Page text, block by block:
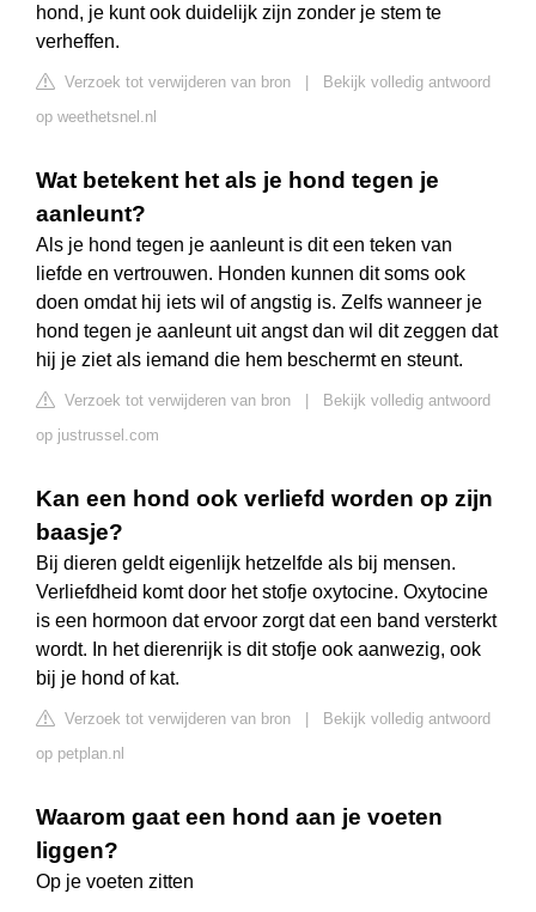
hond, je kunt ook duidelijk zijn zonder je stem te
verheffen.
Verzoek tot verwijderen van bron
Bekijk volledig antwoord
op weethetsnel.nl
Wat betekent het als je hond tegen je
aanleunt?
Als je hond tegen je aanleunt is dit een teken van
liefde en vertrouwen. Honden kunnen dit soms ook
doen omdat hij iets wil of angstig is. Zelfs wanneer je
hond tegen je aanleunt uit angst dan wil dit zeggen dat
hij je ziet als iemand die hem beschermt en steunt.
Verzoek tot verwijderen van bron
Bekijk volledig antwoord
op justrussel.com
Kan een hond ook verliefd worden op zijn
baasje?
Bij dieren geldt eigenlijk hetzelfde als bij mensen.
Verliefdheid komt door het stofje oxytocine. Oxytocine
is een hormoon dat ervoor zorgt dat een band versterkt
wordt. In het dierenrijk is dit stofje ook aanwezig, ook
bij je hond of kat.
Verzoek tot verwijderen van bron
Bekijk volledig antwoord
op petplan.nl
Waarom gaat een hond aan je voeten
liggen?
Op je voeten zitten